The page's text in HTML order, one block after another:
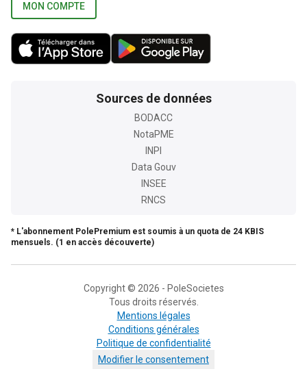
MON COMPTE
Sources de données
BODACC
NotaPME
INPI
Data Gouv
INSEE
RNCS
* L'abonnement PolePremium est soumis à un quota de 24 KBIS
mensuels. (1 en accès découverte)
Copyright © 2026 - PoleSocietes
Tous droits réservés.
Mentions légales
Conditions générales
Politique de confidentialité
Modifier le consentement